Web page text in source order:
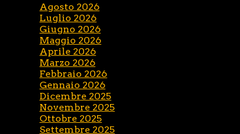
Agosto 2026
Luglio 2026
Giugno 2026
Maggio 2026
Aprile 2026
Marzo 2026
Febbraio 2026
Gennaio 2026
Dicembre 2025
Novembre 2025
Ottobre 2025
Settembre 2025